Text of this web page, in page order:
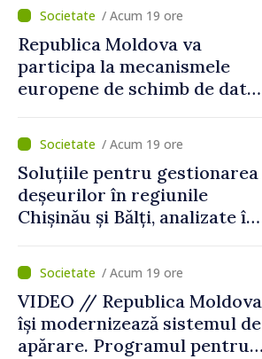
/ Acum 19 ore
Republica Moldova va
participa la mecanismele
europene de schimb de date
/ Acum 19 ore
Soluțiile pentru gestionarea
deșeurilor în regiunile
Chișinău și Bălți, analizate în
/ Acum 19 ore
VIDEO // Republica Moldova
își modernizează sistemul de
apărare. Programul pentru